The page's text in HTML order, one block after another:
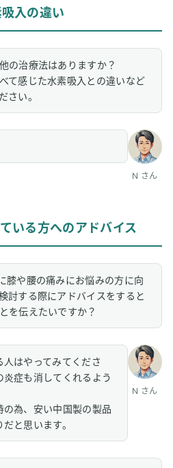
入の違い
の治療法はありますか？
て感じた水素吸入との違いなど
さい。
N さん
いる方へのアドバイス
膝や腰の痛みにお悩みの方に向
討する際にアドバイスをすると
を伝えたいですか？
N さん
はやってみてくださ
症も消してくれるよう
為、安い中国製の製品
と思います。